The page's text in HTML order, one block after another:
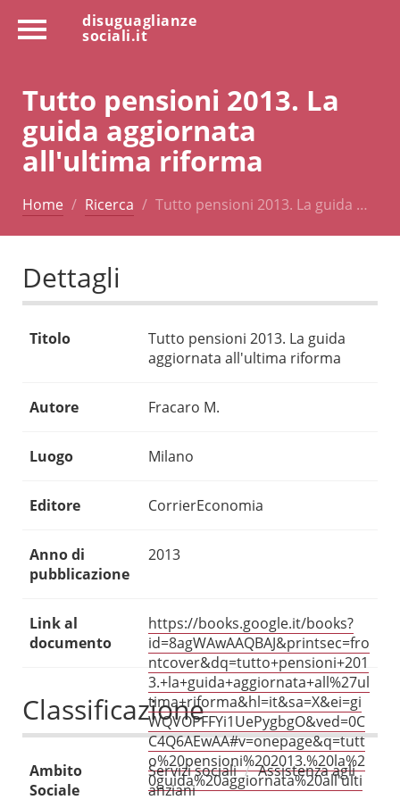
disuguaglianze
sociali.it
Tutto pensioni 2013. La
guida aggiornata
all'ultima riforma
Home Ricerca Tutto pensioni 2013. La guida …
Dettagli
Titolo
Tutto pensioni 2013. La guida
aggiornata all'ultima riforma
Autore Fracaro M.
Luogo Milano
Editore CorrierEconomia
Anno di
pubblicazione
2013
Link al
documento
https://books.google.it/books?
id=8agWAwAAQBAJ&printsec=fro
ntcover&dq=tutto+pensioni+201
3.+la+guida+aggiornata+all%27ul
tima+riforma&hl=it&sa=X&ei=gi
WQVOPFFYi1UePygbgO&ved=0C
C4Q6AEwAA#v=onepage&q=tutt
o%20pensioni%202013.%20la%2
0guida%20aggiornata%20all'ulti
Classificazione
Ambito
Sociale
Servizi sociali
Assistenza agli
anziani